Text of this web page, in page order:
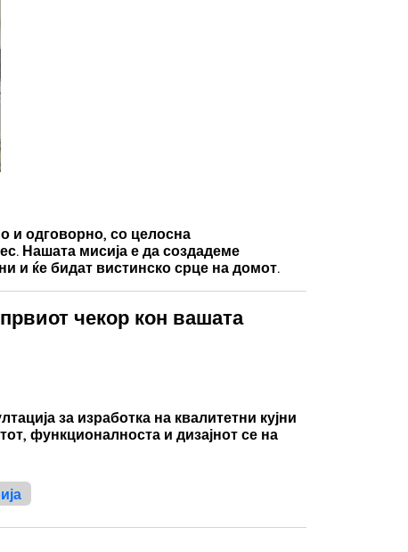
и одговорно, со целосна
Нашата мисија е да создадеме
и ќе бидат вистинско срце на домот.
чекор кон вашата
за изработка на квалитетни кујни
функционалноста и дизајнот се на